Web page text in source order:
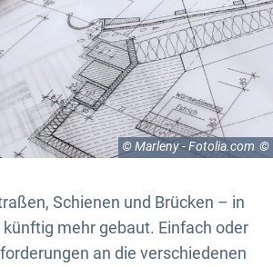
© Marleny - Fotolia.com
Schienen und Brücken – in
mehr gebaut. Einfach oder
an die verschiedenen